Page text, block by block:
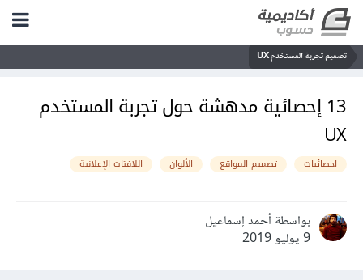
تصميم تجربة المستخدم UX
13 إحصائية مدهشة حول تجربة المستخدم
UX
احصائيات تصميم المواقع الألوان اللافتات الإعلانية
بواسطة أحمد إسماعيل
9 يوليو 2019